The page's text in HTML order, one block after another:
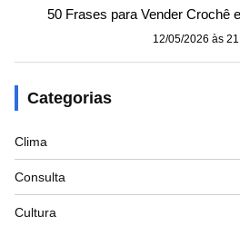
50 Frases para Vender Crochê
12/05/2026 às
Categorias
Clima
Consulta
Cultura